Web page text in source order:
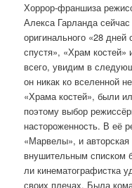
Хоррор-франшиза
Алекса Гарланда
оригинального «28 дней
спустя», «Храм костей»
всего, увидим в
он никак ко вселенной
«Храма костей», были
поэтому выбор
настороженность. В её
«Марвелы», и
внушительным списком
ли кинематографистка
своих плечах. Была